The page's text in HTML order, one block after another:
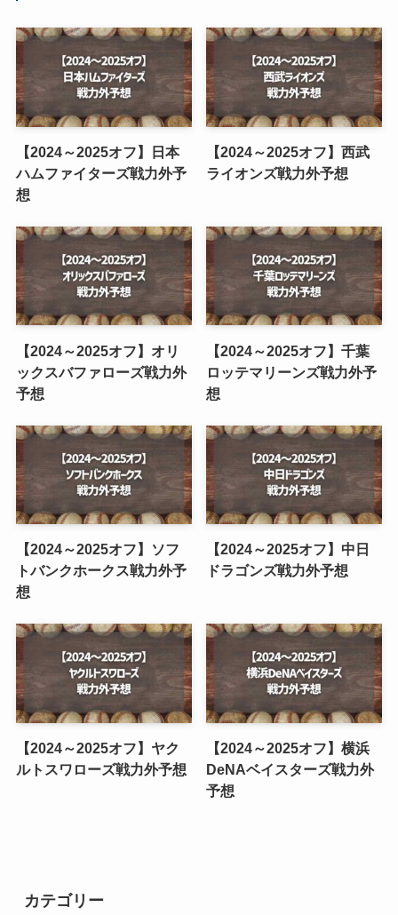
【2024～2025オフ】日本
ハムファイターズ戦力外予
想
【2024～2025オフ】西武
ライオンズ戦力外予想
【2024～2025オフ】オリ
ックスバファローズ戦力外
予想
【2024～2025オフ】千葉
ロッテマリーンズ戦力外予
想
【2024～2025オフ】ソフ
トバンクホークス戦力外予
想
【2024～2025オフ】中日
ドラゴンズ戦力外予想
【2024～2025オフ】ヤク
ルトスワローズ戦力外予想
【2024～2025オフ】横浜
DeNAベイスターズ戦力外
予想
カテゴリー